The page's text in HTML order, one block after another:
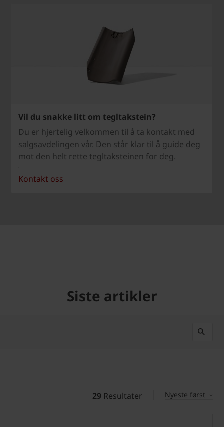
Vil du snakke litt om tegltakstein?
Du er hjertelig velkommen til å ta kontakt med
salgsavdelingen vår. Den står klar til å guide deg
mot den helt rette tegltaksteinen for deg.
Kontakt oss
Siste artikler
29 Resultater Nyeste først